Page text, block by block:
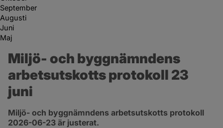
September
Augusti
Juni
Maj
Miljö- och byggnämndens
arbetsutskotts protokoll 23
juni
Miljö- och byggnämndens arbetsutskotts protokoll
2026-06-23 är justerat.